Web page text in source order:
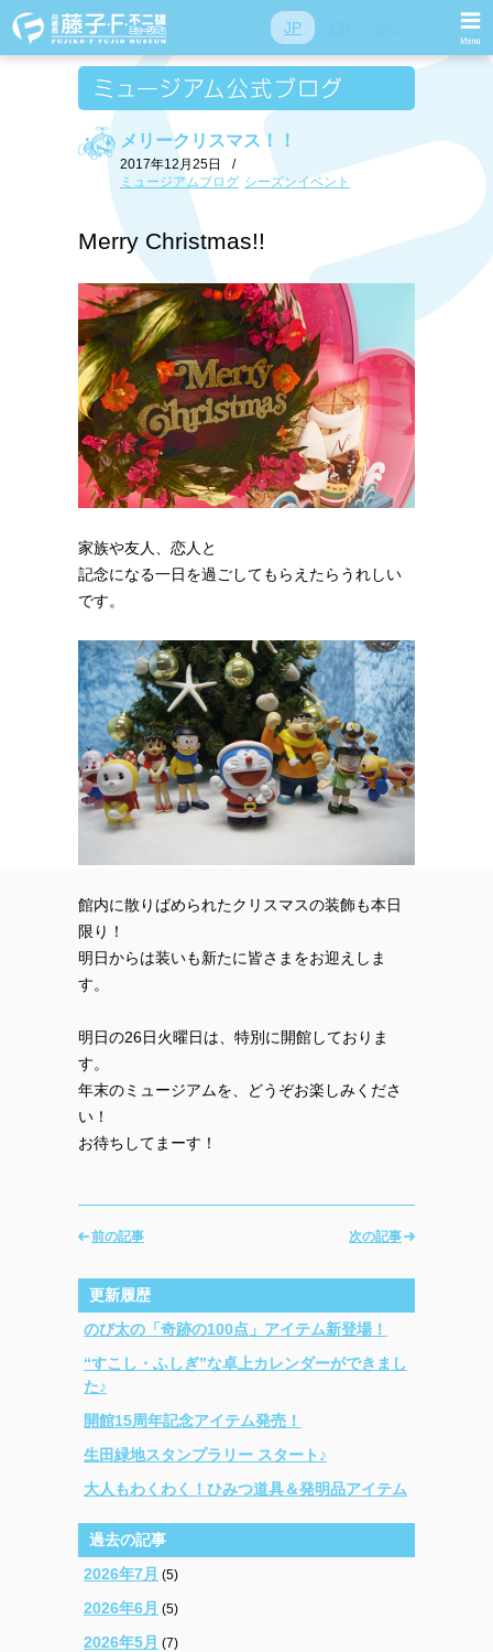
JP
メリークリスマス！！
2017年12月25日
/
ミュージアムブログ シーズンイベント
Merry Christmas!!
家族や友人、恋人と
記念になる一日を過ごしてもらえたらうれしい
です。
館内に散りばめられたクリスマスの装飾も本日
限り！
明日からは装いも新たに皆さまをお迎えしま
す。
明日の26日火曜日は、特別に開館しておりま
す。
年末のミュージアムを、どうぞお楽しみくださ
い！
お待ちしてまーす！
次の記事
前の記事
更新履歴
のび太の「奇跡の100点」アイテム新登場！
“すこし・ふしぎ”な卓上カレンダーができまし
た♪
開館15周年記念アイテム発売！
生田緑地スタンプラリー スタート♪
大人もわくわく！ひみつ道具＆発明品アイテム
過去の記事
2026年7月 (5)
2026年6月 (5)
2026年5月 (7)